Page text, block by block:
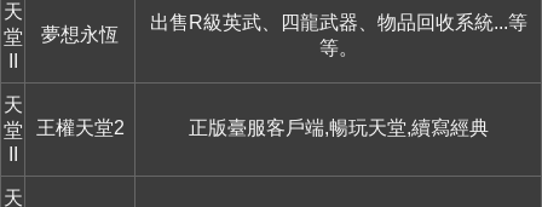
天
堂
夢想永恆
出售R級英武、四龍武器、物品回收系統...等
等。
天
堂
王權天堂2 正版臺服客戶端,暢玩天堂,續寫經典
天